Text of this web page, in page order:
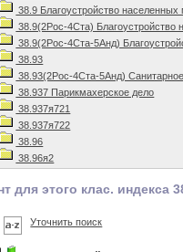
38.9 Благоустройство населенных
38.9(2Рос-4Ста) Благоустройство
38.9(2Рос-4Ста-5Анд)
38.93
38.93(2Рос-4Ста-5Анд)
38.937 Парикмахерское дело
38.937я721
38.937я722
38.96
38.96я2
для этого клас. индекса
Уточнить поиск